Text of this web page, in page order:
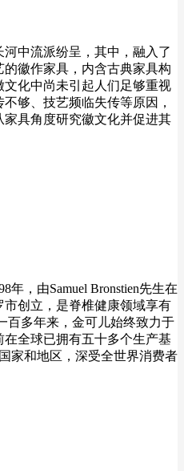
中流派纷呈，其中，融入了
徽作家具，内含古典家具构
化中尚未引起人们足够重视
够、技艺频临失传等原因，
具角度研究徽文化并促进其
年，由Samuel Bronstien先生在
创立，是脊椎健康领域享有
百多年来，金可儿始终致力于
全球已拥有五十多个生产基
家和地区，深受全世界消费者